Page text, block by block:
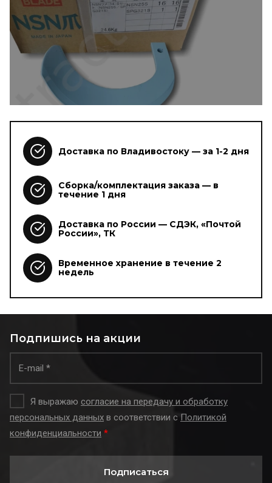
Доставка по Владивостоку — за 1-2 дня
Сборка/комплектация заказа — в
течение 1 дня
Доставка по России — СДЭК, «Почтой
России», ТК
Временное хранение в течение 2
недель
Подпишись на акции
Я выражаю согласие на передачу и обработку
персональных данных в соответствии с Политикой
конфиденциальности *
Подписаться